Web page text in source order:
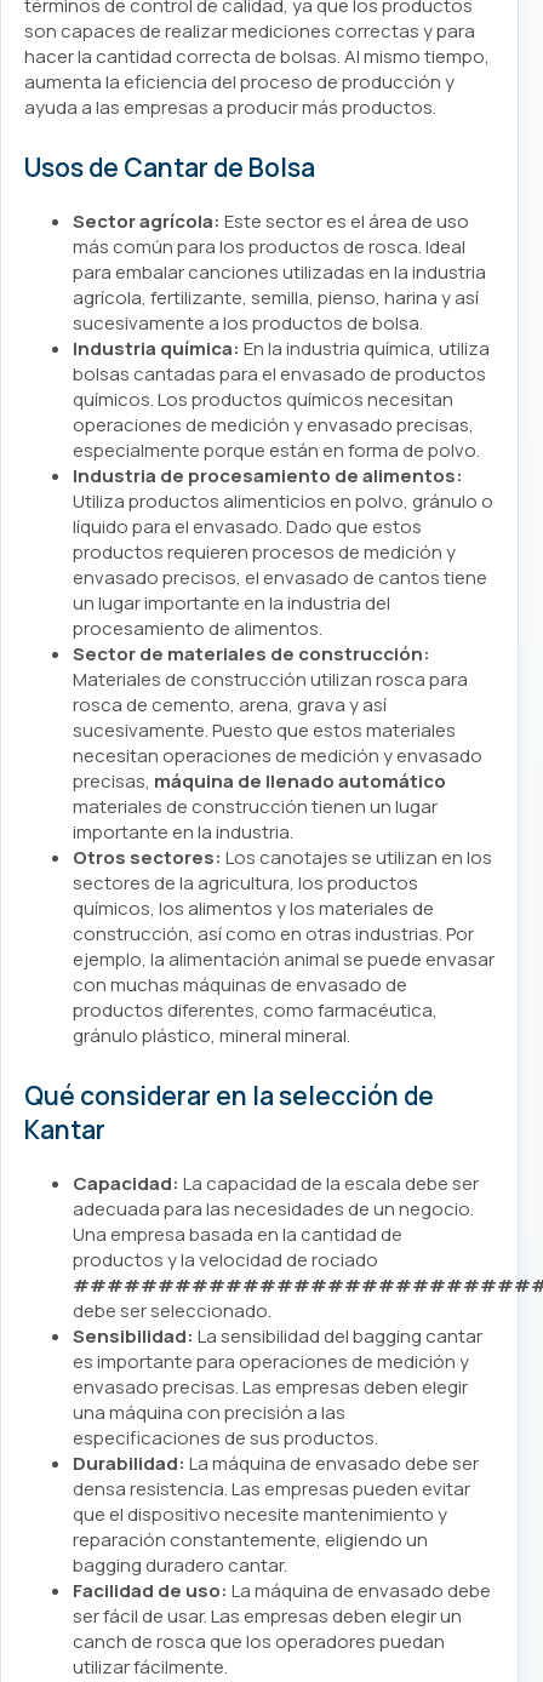
son capaces de realizar mediciones correctas y para
hacer la cantidad correcta de bolsas. Al mismo tiempo,
aumenta la eficiencia del proceso de producción y
ayuda a las empresas a producir más productos.
Usos de Cantar de Bolsa
Sector agrícola: Este sector es el área de uso
más común para los productos de rosca. Ideal
para embalar canciones utilizadas en la industria
agrícola, fertilizante, semilla, pienso, harina y así
sucesivamente a los productos de bolsa.
Industria química: En la industria química, utiliza
bolsas cantadas para el envasado de productos
químicos. Los productos químicos necesitan
operaciones de medición y envasado precisas,
especialmente porque están en forma de polvo.
Industria de procesamiento de alimentos:
Utiliza productos alimenticios en polvo, gránulo o
líquido para el envasado. Dado que estos
productos requieren procesos de medición y
envasado precisos, el envasado de cantos tiene
un lugar importante en la industria del
procesamiento de alimentos.
Sector de materiales de construcción:
Materiales de construcción utilizan rosca para
rosca de cemento, arena, grava y así
sucesivamente. Puesto que estos materiales
necesitan operaciones de medición y envasado
precisas, máquina de llenado automático
materiales de construcción tienen un lugar
importante en la industria.
Otros sectores: Los canotajes se utilizan en los
sectores de la agricultura, los productos
químicos, los alimentos y los materiales de
construcción, así como en otras industrias. Por
ejemplo, la alimentación animal se puede envasar
con muchas máquinas de envasado de
productos diferentes, como farmacéutica,
gránulo plástico, mineral mineral.
Qué considerar en la selección de
Kantar
Capacidad: La capacidad de la escala debe ser
adecuada para las necesidades de un negocio.
Una empresa basada en la cantidad de
productos y la velocidad de rociado
debe ser seleccionado.
Sensibilidad: La sensibilidad del bagging cantar
es importante para operaciones de medición y
envasado precisas. Las empresas deben elegir
una máquina con precisión a las
especificaciones de sus productos.
Durabilidad: La máquina de envasado debe ser
densa resistencia. Las empresas pueden evitar
que el dispositivo necesite mantenimiento y
reparación constantemente, eligiendo un
bagging duradero cantar.
Facilidad de uso: La máquina de envasado debe
ser fácil de usar. Las empresas deben elegir un
canch de rosca que los operadores puedan
utilizar fácilmente.